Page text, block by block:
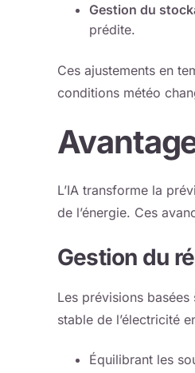
Gestion du
prédite.
Ces ajustements en
conditions météo
L’IA transforme la
de l’énergie. Ces
Gestion du
Les prévisions
stable de l’électricité
Équilibrant les